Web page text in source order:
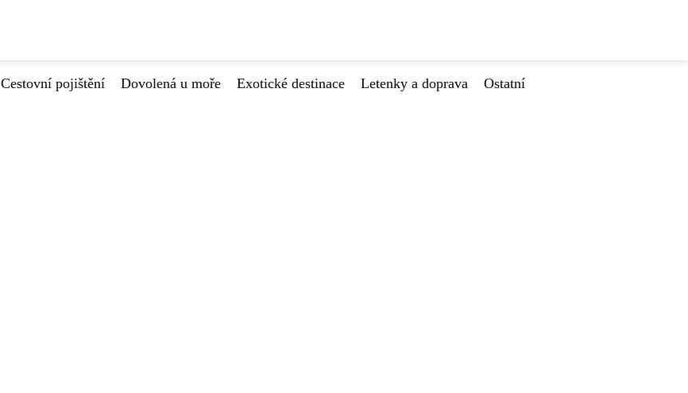
Cestovní pojištění Dovolená u moře Exotické destinace Letenky a doprava
Ostatní